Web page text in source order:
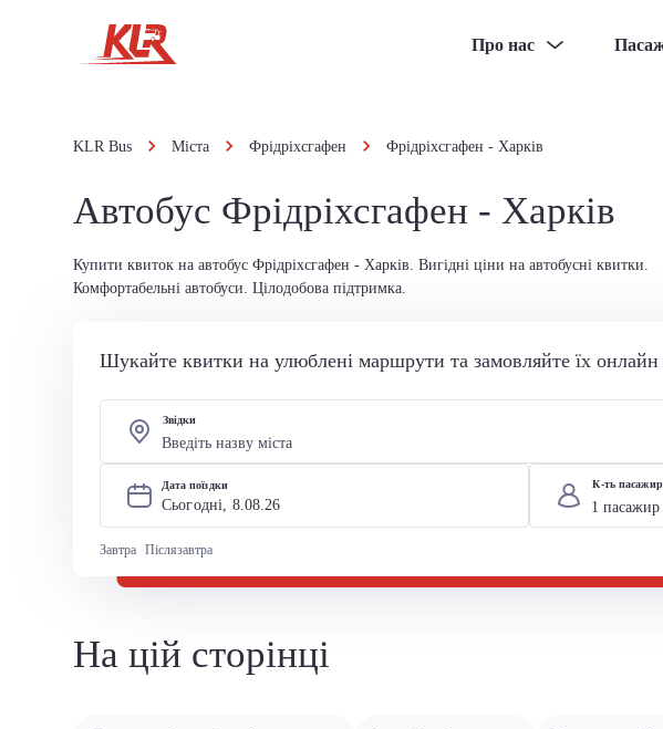
Про нас
KLR Bus Міста Фрідріхсгафен Фрідріхсгафен - Харків
Автобус Фрідріхсгафен - Харків
Купити квиток на автобус Фрідріхсгафен - Харків. Вигідні ціни на автобусні квитки.
Комфортабельні автобуси. Цілодобова підтримка.
Шукайте квитки на улюблені маршрути та замовляйте їх
Звідки
Дата поїздки
Сьогодні, 8.08.26
Завтра Післязавтра
К-ть
На цій сторінці